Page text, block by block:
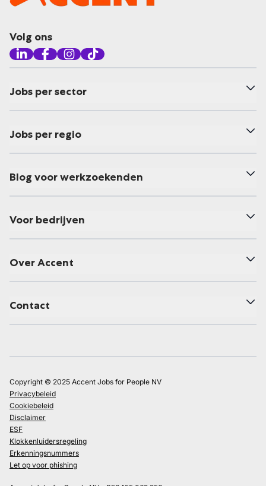
Volg ons
Jobs per sector
Jobs per regio
Blog voor werkzoekenden
Voor bedrijven
Over Accent
Contact
Copyright © 2025 Accent Jobs for People NV
Privacybeleid
Cookiebeleid
Disclaimer
ESF
Klokkenluidersregeling
Erkenningsnummers
Let op voor phishing